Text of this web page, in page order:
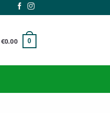
€0.00 0